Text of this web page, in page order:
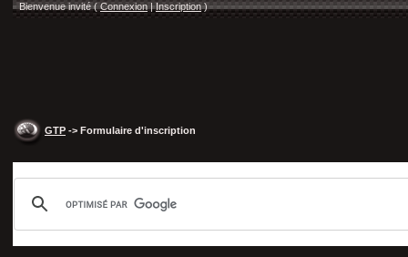
Bienvenue invité ( Connexion |Inscription)
GTP -> Formulaire d'inscription